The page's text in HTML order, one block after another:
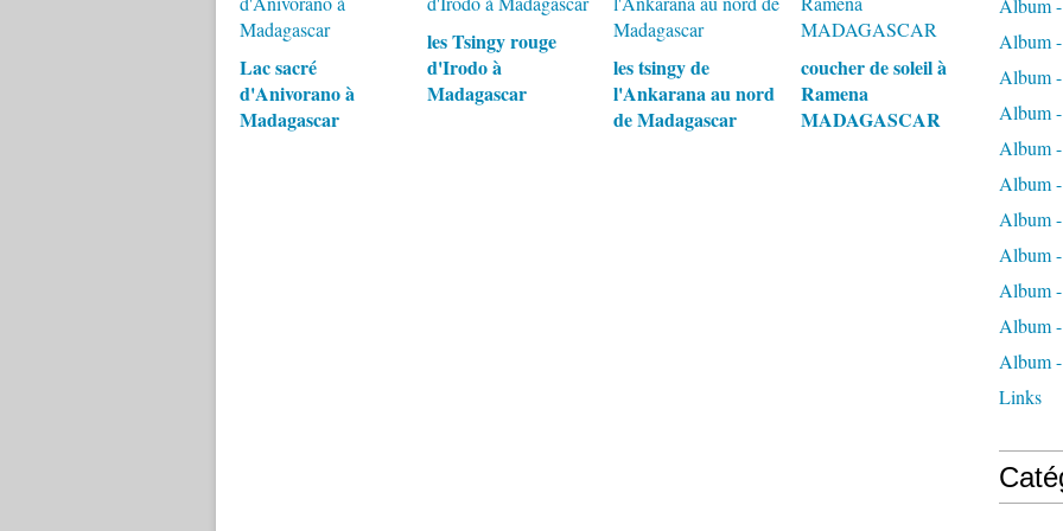
Lac sacré
d'Anivorano à
Madagascar
les Tsingy rouge
d'Irodo à
Madagascar
les tsingy de
l'Ankarana au nord
de Madagascar
coucher de soleil à
Ramena
MADAGASCAR
Album
Album
Album
Album
Album
Album
Album -
Album
Album
Album
Album
Links